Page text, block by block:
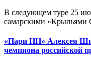
В следующем туре 25
самарскими «Крыльями
«Пари НН» Алексея
чемпиона российской